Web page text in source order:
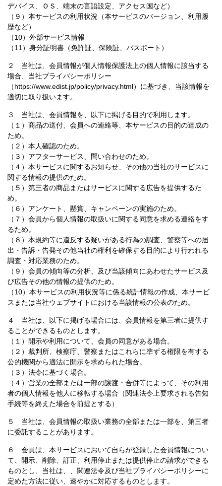
デバイス、ＯＳ、端末の言語設定、アクセス国など）
（９）本サービスの利用状況（本サービスのバージョン、利用履
歴など）
（10）外部サービス情報
（11）身分証明書（免許証、保険証、パスポート）
２ 当社は、会員情報が個人情報保護法上の個人情報に該当する
場合、当社プライバシーポリシー
（https://www.edist.jp/policy/privacy.html）に基づき、当該情報を
適切に取り扱います。
３ 当社は、会員情報を、以下に掲げる目的で利用します。
（１）商品の送付、会員への連絡等、本サービスの目的の達成の
ため。
（２）本人確認のため。
（３）アフターサービス、問い合わせのため。
（４）本サービスに関するお知らせ、その他の当社のサービスに
関する情報の提供のため。
（５）第三者の商品またはサービスに関する広告を提供するた
め。
（６）アンケート、懸賞、キャンペーンの実施のため。
（７）会員から個人情報の取扱いに関する同意を求める連絡をす
るため。
（８）本規約等に違反する疑いがある行為の調査、警察等への届
出・告訴・告発その他当社の権利を確保する目的により行われる
調査・対応業務のため。
（９）会員の傾向等の分析、及び当該傾向にあわせたサービス及
び広告その他の情報の提供のため。
（10）本サービスの利用状況等に係る統計情報の作成、本サービ
スまたは当社ウェブサイトにおける当該情報の公表のため。
４ 当社は、以下に掲げる場合には、会員情報を第三者に提供す
ることができるものとします。
（１）開示や利用について、会員の同意がある場合。
（２）裁判所、検察庁、警察またはこれらに凖ずる権限を有する
公的機関から適法に開示を求められた場合。
（３）法令に基づく場合。
（４）営業の全部または一部の譲渡・合併等によって、その利用
者の個人情報を他人に移転する場合（関連法令上要求される告知
手続等を終えた場合を前提とする）
５ 当社は、会員情報の取扱い業務の全部または一部を、第三者
に委託することがあります。
６ 会員は、本サービスにおいて自らが登録した会員情報につい
て、開示、削除、訂正、利用停止または提供停止の請求ができる
ものとし、当社は、、関連法令及び当社プライバシーポリシーに
定めた方法に従い、速やかに対応するものとします。